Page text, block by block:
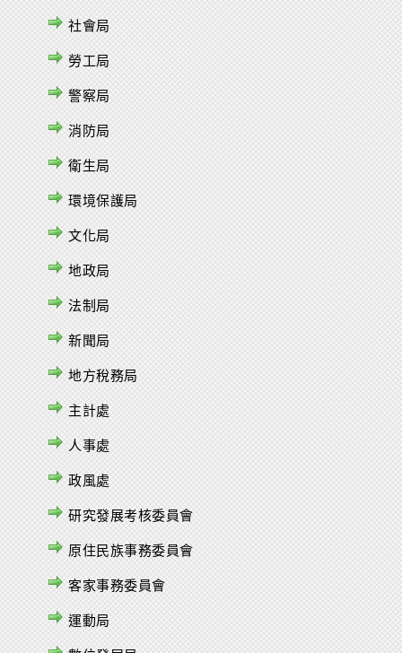
社會局
勞工局
警察局
消防局
衛生局
環境保護局
文化局
地政局
法制局
新聞局
地方稅務局
主計處
人事處
政風處
研究發展考核委員會
原住民族事務委員會
客家事務委員會
運動局